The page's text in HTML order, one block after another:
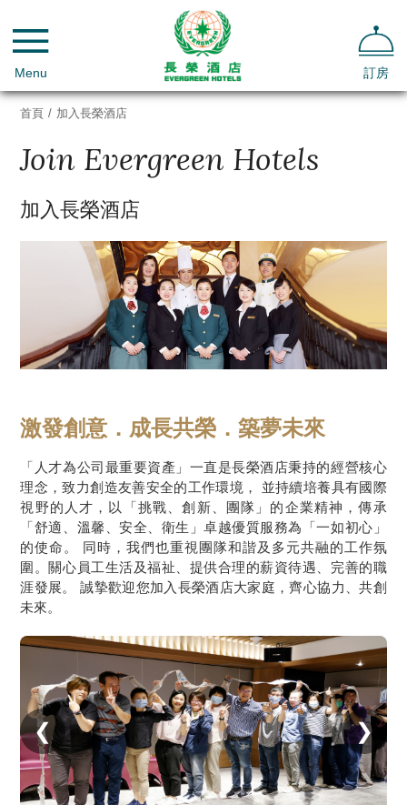
Menu 訂房
首頁 / 加入長榮酒店
Join Evergreen Hotels
加入長榮酒店
激發創意．成長共榮．築夢未來
「人才為公司最重要資產」一直是長榮酒店秉持的經營核心
理念，致力創造友善安全的工作環境， 並持續培養具有國際
視野的人才，以「挑戰、創新、團隊」的企業精神，傳承
「舒適、溫馨、安全、衛生」卓越優質服務為「一如初心」
的使命。 同時，我們也重視團隊和諧及多元共融的工作氛
圍。關心員工生活及福祉、提供合理的薪資待遇、完善的職
涯發展。 誠摯歡迎您加入長榮酒店大家庭，齊心協力、共創
未來。
❮ ❯